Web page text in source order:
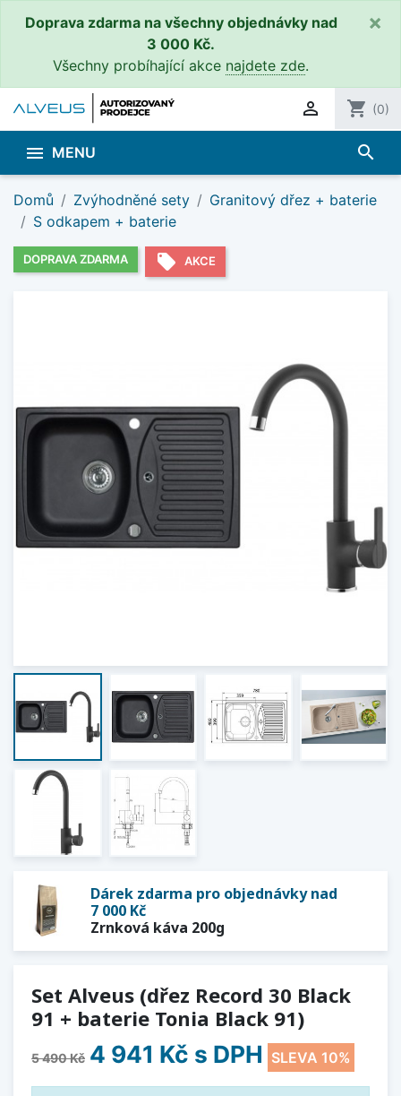
Doprava zdarma na všechny objednávky nad
3 000 Kč.
Všechny probíhající akce najdete zde.
×
 shopping_cart (0)
 MENU search
Domů Zvýhodněné sety
Granitový dřez + baterie
S odkapem + baterie
DOPRAVA ZDARMA local_offer AKCE
Dárek zdarma pro objednávky nad
7 000 Kč
Zrnková káva 200g
Set Alveus (dřez Record 30 Black
91 + baterie Tonia Black 91)
5 490 Kč 4 941 Kč s DPH SLEVA 10%